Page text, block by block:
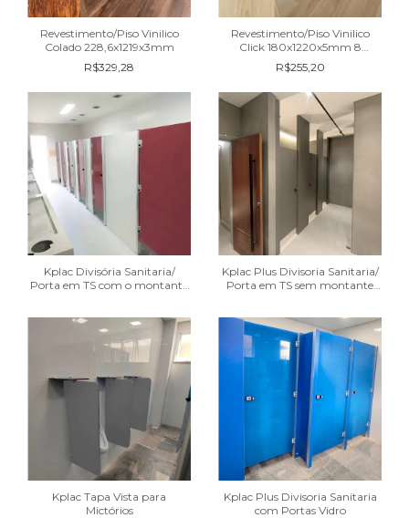
Revestimento/Piso Vinilico
Colado 228,6x1219x3mm
R$329,28
Revestimento/Piso Vinilico
Click 180x1220x5mm 8
Réguas
R$255,20
Kplac Divisória Sanitaria/
Porta em TS com o montante
Kplac Plus Divisoria Sanitaria/
Porta em TS sem montante
Kplac Tapa Vista para
Mictórios
Kplac Plus Divisoria Sanitaria
com Portas Vidro